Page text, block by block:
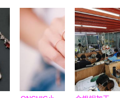
的名片哲学
项目市场分
析